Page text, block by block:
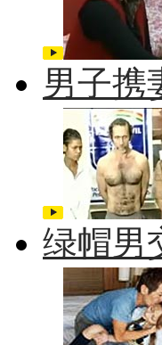
男子携
绿帽男